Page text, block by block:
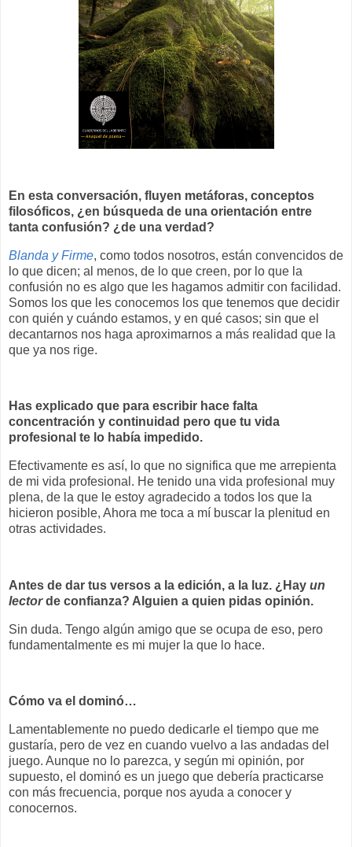
En esta conversación, fluyen metáforas, conceptos
filosóficos, ¿en búsqueda de una orientación entre
tanta confusión? ¿de una verdad?
Blanda y Firme, como todos nosotros, están convencidos de
lo que dicen; al menos, de lo que creen, por lo que la
confusión no es algo que les hagamos admitir con facilidad.
Somos los que les conocemos los que tenemos que decidir
con quién y cuándo estamos, y en qué casos; sin que el
decantarnos nos haga aproximarnos a más realidad que la
que ya nos rige.
Has explicado que para escribir hace falta
concentración y continuidad pero que tu vida
profesional te lo había impedido.
Efectivamente es así, lo que no significa que me arrepienta
de mi vida profesional. He tenido una vida profesional muy
plena, de la que le estoy agradecido a todos los que la
hicieron posible, Ahora me toca a mí buscar la plenitud en
otras actividades.
Antes de dar tus versos a la edición, a la luz. ¿Hay un
lectorde confianza? Alguien a quien pidas opinión.
Sin duda. Tengo algún amigo que se ocupa de eso, pero
fundamentalmente es mi mujer la que lo hace.
Cómo va el dominó…
Lamentablemente no puedo dedicarle el tiempo que me
gustaría, pero de vez en cuando vuelvo a las andadas del
juego. Aunque no lo parezca, y según mi opinión, por
supuesto, el dominó es un juego que debería practicarse
con más frecuencia, porque nos ayuda a conocer y
conocernos.